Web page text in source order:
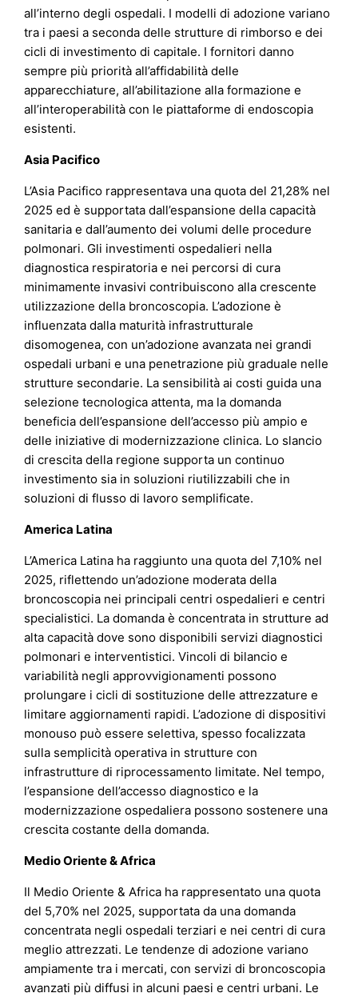
all’interno degli ospedali. I modelli di adozione variano
tra i paesi a seconda delle strutture di rimborso e dei
cicli di investimento di capitale. I fornitori danno
sempre più priorità all’affidabilità delle
apparecchiature, all’abilitazione alla formazione e
all’interoperabilità con le piattaforme di endoscopia
esistenti.
Asia Pacifico
L’Asia Pacifico rappresentava una quota del 21,28% nel
2025 ed è supportata dall’espansione della capacità
sanitaria e dall’aumento dei volumi delle procedure
polmonari. Gli investimenti ospedalieri nella
diagnostica respiratoria e nei percorsi di cura
minimamente invasivi contribuiscono alla crescente
utilizzazione della broncoscopia. L’adozione è
influenzata dalla maturità infrastrutturale
disomogenea, con un’adozione avanzata nei grandi
ospedali urbani e una penetrazione più graduale nelle
strutture secondarie. La sensibilità ai costi guida una
selezione tecnologica attenta, ma la domanda
beneficia dell’espansione dell’accesso più ampio e
delle iniziative di modernizzazione clinica. Lo slancio
di crescita della regione supporta un continuo
investimento sia in soluzioni riutilizzabili che in
soluzioni di flusso di lavoro semplificate.
America Latina
L’America Latina ha raggiunto una quota del 7,10% nel
2025, riflettendo un’adozione moderata della
broncoscopia nei principali centri ospedalieri e centri
specialistici. La domanda è concentrata in strutture ad
alta capacità dove sono disponibili servizi diagnostici
polmonari e interventistici. Vincoli di bilancio e
variabilità negli approvvigionamenti possono
prolungare i cicli di sostituzione delle attrezzature e
limitare aggiornamenti rapidi. L’adozione di dispositivi
monouso può essere selettiva, spesso focalizzata
sulla semplicità operativa in strutture con
infrastrutture di riprocessamento limitate. Nel tempo,
l’espansione dell’accesso diagnostico e la
modernizzazione ospedaliera possono sostenere una
crescita costante della domanda.
Medio Oriente & Africa
Il Medio Oriente & Africa ha rappresentato una quota
del 5,70% nel 2025, supportata da una domanda
concentrata negli ospedali terziari e nei centri di cura
meglio attrezzati. Le tendenze di adozione variano
ampiamente tra i mercati, con servizi di broncoscopia
avanzati più diffusi in alcuni paesi e centri urbani. Le